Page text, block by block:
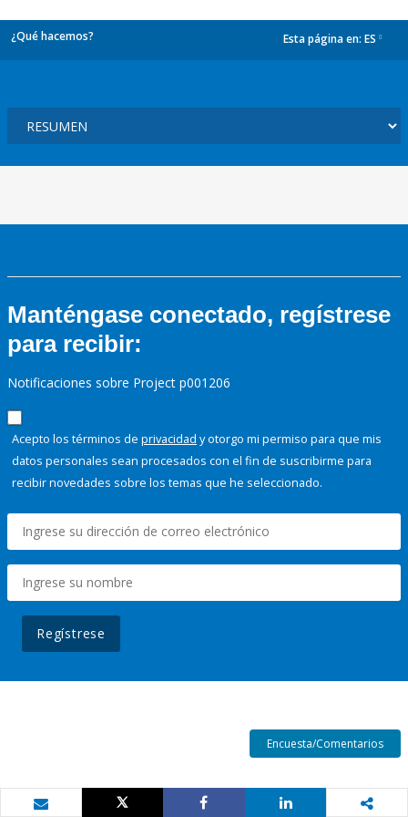
¿Qué hacemos? Esta página en: ES
Manténgase conectado, regístrese
para recibir:
Notificaciones sobre Project p001206
Acepto los términos de privacidad y otorgo mi permiso para que mis
datos personales sean procesados con el fin de suscribirme para
recibir novedades sobre los temas que he seleccionado.
Regístrese
Encuesta/Comentarios